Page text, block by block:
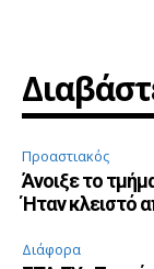
Προαστιακός
Άνοιξε το
Ήταν κλειστό
Διάφορα